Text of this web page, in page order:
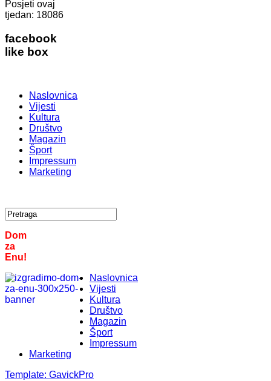
Posjeti ovaj
tjedan: 18086
facebook
like box
Naslovnica
Vijesti
Kultura
Društvo
Magazin
Šport
Impressum
Marketing
Dom
za
Enu!
Naslovnica
Vijesti
Kultura
Društvo
Magazin
Šport
Impressum
Marketing
Template: GavickPro